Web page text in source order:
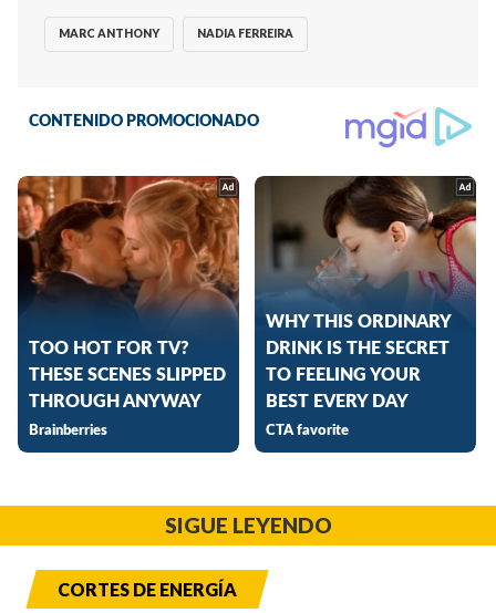
MARC ANTHONY NADIA FERREIRA
SIGUE LEYENDO
CORTES DE ENERGÍA